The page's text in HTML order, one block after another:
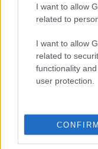
I want to allow
related to
I want to allow
related to
functionality
user protection.
CONFIRM
Asseco Resovia|
Cellfast Wilki
Motor Lublin|Stal
Resovia|
Mecze dziś Wyniki